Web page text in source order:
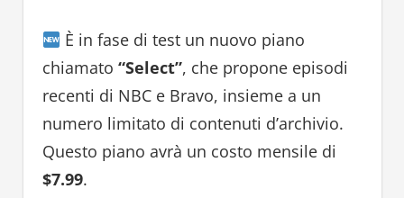
È in fase di test un nuovo piano
chiamato “Select”, che propone episodi
recenti di NBC e Bravo, insieme a un
numero limitato di contenuti d’archivio.
Questo piano avrà un costo mensile di
$7.99.